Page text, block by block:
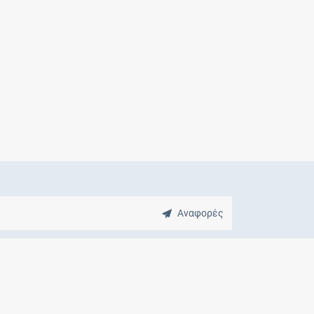
Αναφορές